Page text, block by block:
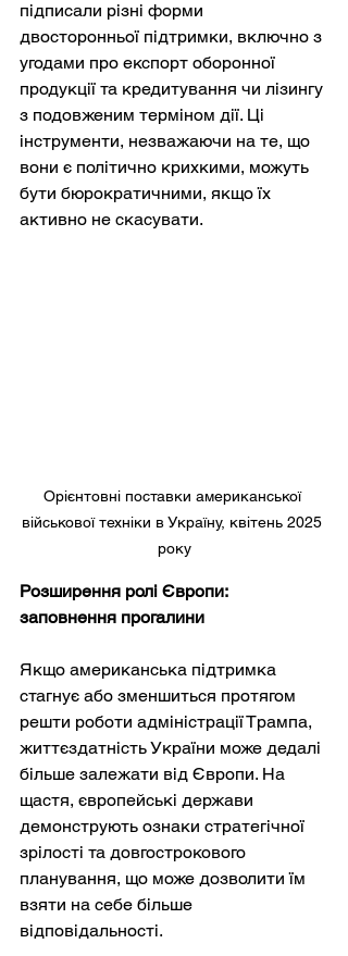
підписали різні форми
двосторонньої підтримки, включно з
угодами про експорт оборонної
продукції та кредитування чи лізингу
з подовженим терміном дії. Ці
інструменти, незважаючи на те, що
вони є політично крихкими, можуть
бути бюрократичними, якщо їх
активно не скасувати.
Орієнтовні поставки американської
військової техніки в Україну, квітень 2025
року
Розширення ролі Європи:
заповнення прогалини
Якщо американська підтримка
стагнує або зменшиться протягом
решти роботи адміністрації Трампа,
життєздатність України може дедалі
більше залежати від Європи. На
щастя, європейські держави
демонструють ознаки стратегічної
зрілості та довгострокового
планування, що може дозволити їм
взяти на себе більше
відповідальності.